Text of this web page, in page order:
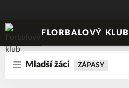
FLORBALOVÝ KLUB
Mladší žáci ZÁPASY